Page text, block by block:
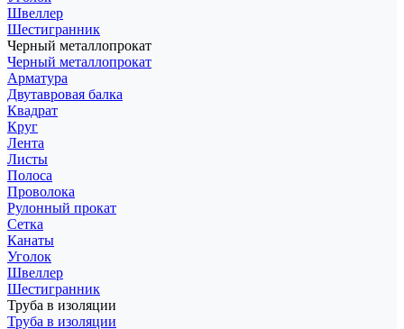
Швеллер
Шестигранник
Черный металлопрокат
Черный металлопрокат
Арматура
Двутавровая балка
Квадрат
Круг
Лента
Листы
Полоса
Проволока
Рулонный прокат
Сетка
Канаты
Уголок
Швеллер
Шестигранник
Труба в изоляции
Труба в изоляции